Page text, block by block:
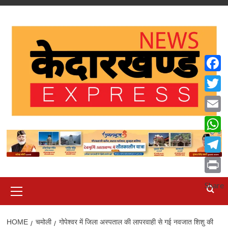
Skip
Menu
HOME चमोली गोपेश्वर में जिला अस्पताल की लापरवाही से गई नवजात शिशु की
Email
Print
Share